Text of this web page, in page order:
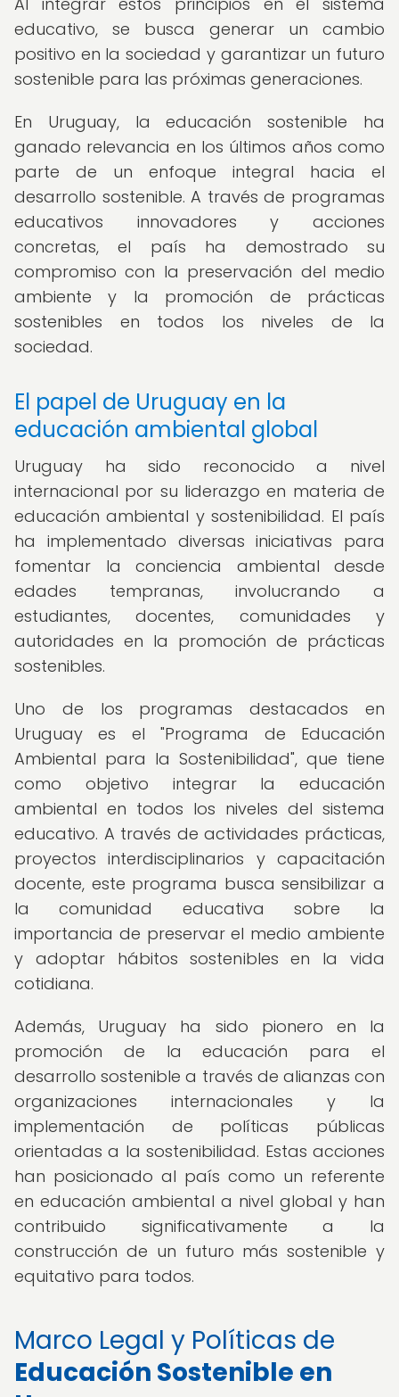
educativo, se busca generar un cambio
positivo en la sociedad y garantizar un futuro
sostenible para las próximas generaciones.
En Uruguay, la educación sostenible ha
ganado relevancia en los últimos años como
parte de un enfoque integral hacia el
desarrollo sostenible. A través de programas
educativos innovadores y acciones
concretas, el país ha demostrado su
compromiso con la preservación del medio
ambiente y la promoción de prácticas
sostenibles en todos los niveles de la
sociedad.
El papel de Uruguay en la
educación ambiental global
Uruguay ha sido reconocido a nivel
internacional por su liderazgo en materia de
educación ambiental y sostenibilidad. El país
ha implementado diversas iniciativas para
fomentar la conciencia ambiental desde
edades tempranas, involucrando a
estudiantes, docentes, comunidades y
autoridades en la promoción de prácticas
sostenibles.
Uno de los programas destacados en
Uruguay es el "Programa de Educación
Ambiental para la Sostenibilidad", que tiene
como objetivo integrar la educación
ambiental en todos los niveles del sistema
educativo. A través de actividades prácticas,
proyectos interdisciplinarios y capacitación
docente, este programa busca sensibilizar a
la comunidad educativa sobre la
importancia de preservar el medio ambiente
y adoptar hábitos sostenibles en la vida
cotidiana.
Además, Uruguay ha sido pionero en la
promoción de la educación para el
desarrollo sostenible a través de alianzas con
organizaciones internacionales y la
implementación de políticas públicas
orientadas a la sostenibilidad. Estas acciones
han posicionado al país como un referente
en educación ambiental a nivel global y han
contribuido significativamente a la
construcción de un futuro más sostenible y
equitativo para todos.
Marco Legal y Políticas de
Educación Sostenible en